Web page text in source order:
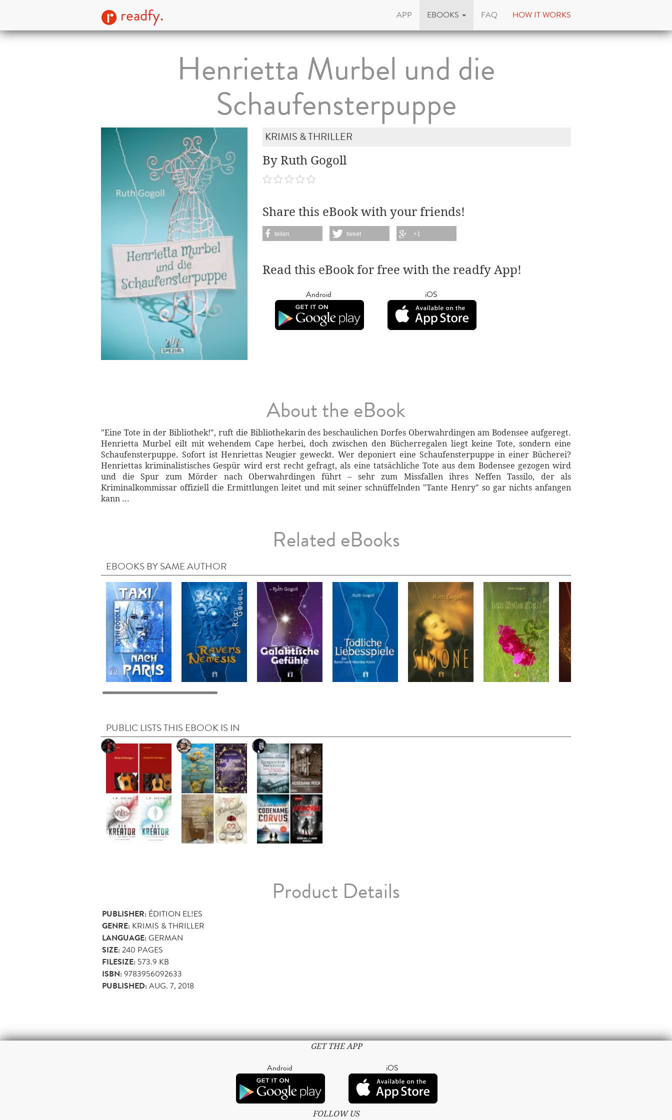
readfy. APP EBOOKS FAQ HOW IT WORKS
Henrietta Murbel und die
Schaufensterpuppe
KRIMIS & THRILLER
By Ruth Gogoll
Share this eBook with your friends!
teilen tweet +1
Read this eBook for free with the readfy App!
Android iOS
About the eBook
"Eine Tote in der Bibliothek!", ruft die Bibliothekarin des beschaulichen Dorfes Oberwahrdingen am Bodensee aufgeregt.
Henrietta Murbel eilt mit wehendem Cape herbei, doch zwischen den Bücherregalen liegt keine Tote, sondern eine
Schaufensterpuppe. Sofort ist Henriettas Neugier geweckt. Wer deponiert eine Schaufensterpuppe in einer Bücherei?
Henriettas kriminalistisches Gespür wird erst recht gefragt, als eine tatsächliche Tote aus dem Bodensee gezogen wird
und die Spur zum Mörder nach Oberwahrdingen führt – sehr zum Missfallen ihres Neffen Tassilo, der als
Kriminalkommissar offiziell die Ermittlungen leitet und mit seiner schnüffelnden "Tante Henry" so gar nichts anfangen
kann ...
Related eBooks
EBOOKS BY SAME AUTHOR
PUBLIC LISTS THIS EBOOK IS IN
Product Details
PUBLISHER: ÉDITION EL!ES
GENRE: KRIMIS & THRILLER
LANGUAGE:GERMAN
SIZE:240 PAGES
FILESIZE: 573.9 KB
ISBN:9783956092633
PUBLISHED:AUG. 7, 2018
GET THE APP
Android iOS
FOLLOW US